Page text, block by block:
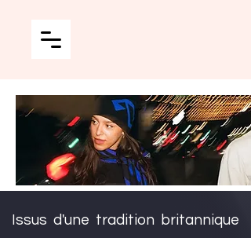
Issus d'une tradition britannique